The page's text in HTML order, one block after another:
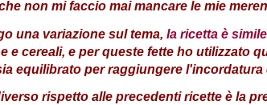
non mi faccio mai mancare le mie
una variazione sul tema, la ricetta è
e cereali, e per queste fette ho utilizzato
equilibrato per raggiungere l'incordatura
rispetto alle precedenti ricette è la